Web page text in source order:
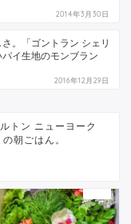
2014年3月30日
。「ゴントラン シェリ
イ生地のモンブラン
2016年12月29日
トン ニューヨーク
朝ごはん。